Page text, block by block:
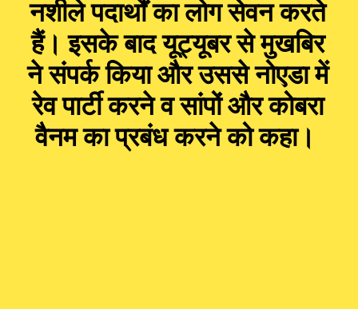
नशीले पदार्थों का लोग सेवन करते
हैं। इसके बाद यूट्यूबर से मुखबिर
ने संपर्क किया और उससे नोएडा में
रेव पार्टी करने व सांपों और कोबरा
वैनम का प्रबंध करने को कहा।